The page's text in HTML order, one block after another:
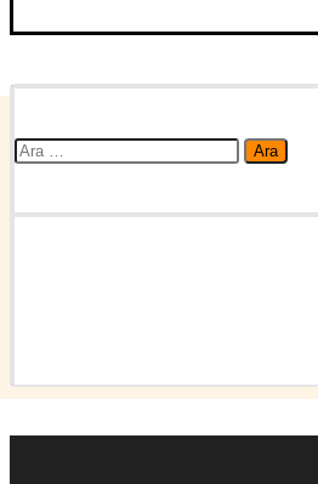
Arama: